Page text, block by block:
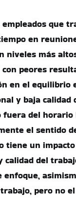
que
en
niveles más
con peores
en el equilibrio
y baja calidad
fuera del
el sentido
tiene un
calidad del
enfoque,
pero no